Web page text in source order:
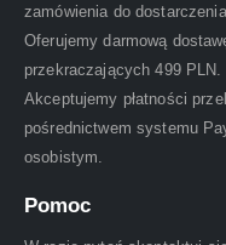
zamówienia do
Oferujemy darmową
przekraczających 499 PLN.
Akceptujemy płatności
pośrednictwem systemu
osobistym.
Pomoc